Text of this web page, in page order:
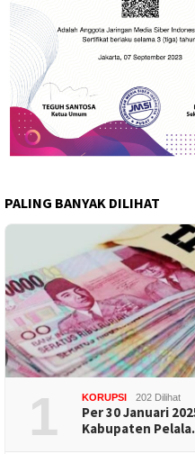
PALING BANYAK DILIHAT
1 KORUPSI 202 Dilihat
Per 30 Januari
Kabupaten